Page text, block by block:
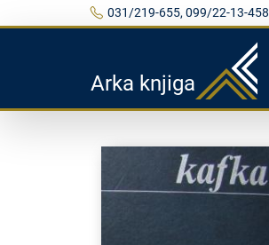
031/219-655, 099/22-13-458
Arka knjiga